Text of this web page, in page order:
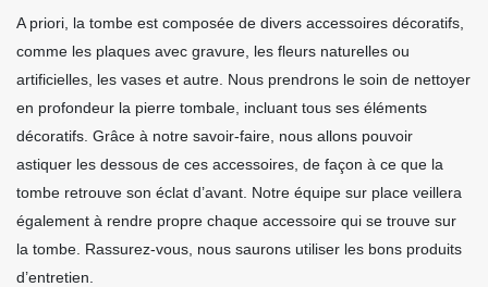
A priori, la tombe est composée de divers accessoires décoratifs,
comme les plaques avec gravure, les fleurs naturelles ou
artificielles, les vases et autre. Nous prendrons le soin de nettoyer
en profondeur la pierre tombale, incluant tous ses éléments
décoratifs. Grâce à notre savoir-faire, nous allons pouvoir
astiquer les dessous de ces accessoires, de façon à ce que la
tombe retrouve son éclat d’avant. Notre équipe sur place veillera
également à rendre propre chaque accessoire qui se trouve sur
la tombe. Rassurez-vous, nous saurons utiliser les bons produits
d’entretien.